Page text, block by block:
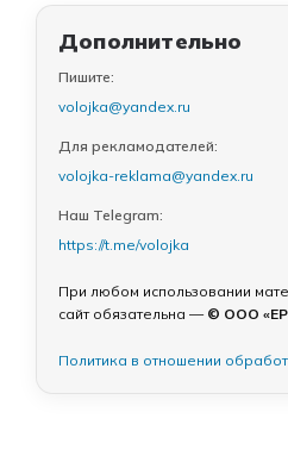
Дополнительно
Пишите:
volojka@yandex.ru
Для рекламодателей:
volojka-reklama@yandex.ru
Наш Telegram:
https://t.me/volojka
При любом использовании
сайт обязательна — © ООО «ЕР
Политика в отношении